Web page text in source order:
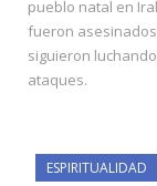
pueblo natal en
fueron asesinados
siguieron
ataques.
ESPIRITUALIDAD